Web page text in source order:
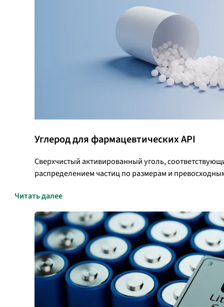
Углерод для фармацевтических API
Сверхчистый активированный уголь,
распределением частиц по размерам и
Читать далее